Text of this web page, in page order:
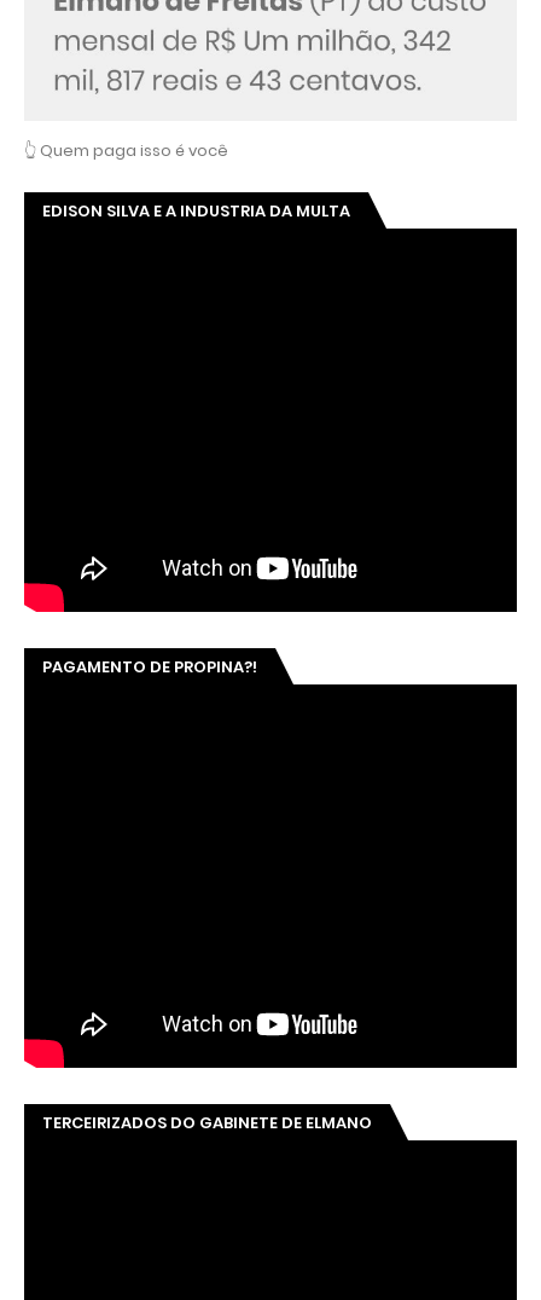
👆 Quem paga isso é você
EDISON SILVA E A INDUSTRIA DA MULTA
PAGAMENTO DE PROPINA?!
TERCEIRIZADOS DO GABINETE DE ELMANO